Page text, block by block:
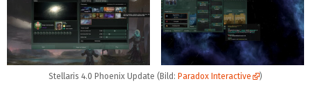
Stellaris 4.0 Phoenix Update (Bild: Paradox Interactive )